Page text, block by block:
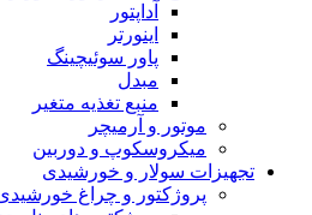
آداپتور
اینورتر
پاور سوئیچینگ
مبدل
منبع تغذیه متغیر
موتور و آرمیچر
میکروسکوپ و دوربین
تجهیزات سولار و خورشیدی
پروژکتور و چراغ